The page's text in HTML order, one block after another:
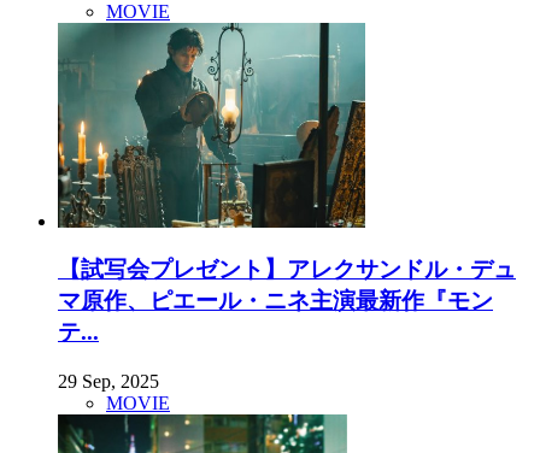
MOVIE
【試写会プレゼント】アレクサンドル・デュ
マ原作、ピエール・ニネ主演最新作『モン
テ...
29 Sep, 2025
MOVIE